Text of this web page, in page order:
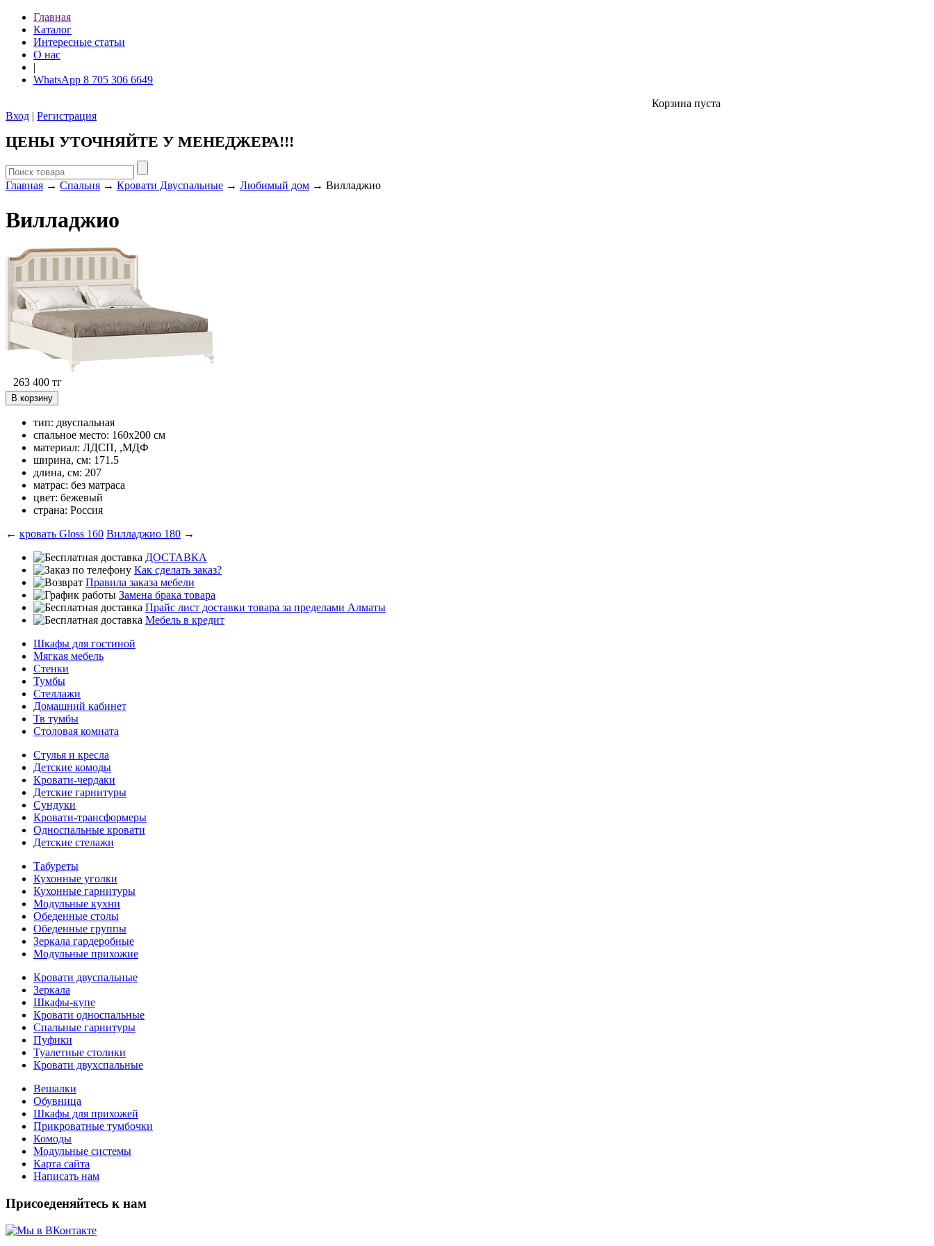
Главная
Каталог
Интересные статьи
О нас
|
WhatsApp 8 705 306 6649
Корзина пуста
Вход | Регистрация
ЦЕНЫ УТОЧНЯЙТЕ У МЕНЕДЖЕРА!!!
Главная → Спальня → Кровати Двуспальные → Любимый дом → Вилладжио
Вилладжио
263 400 тг
В корзину
тип: двуспальная
спальное место: 160x200 см
материал: ЛДСП, ,МДФ
ширина, см: 171.5
длина, см: 207
матрас: без матраса
цвет: бежевый
страна: Россия
← кровать Gloss 160 Вилладжио 180 →
ДОСТАВКА
Как сделать заказ?
Правила заказа мебели
Замена брака товара
Прайс лист доставки товара за пределами Алматы
Мебель в кредит
Шкафы для гостиной
Мягкая мебель
Стенки
Тумбы
Стеллажи
Домашний кабинет
Тв тумбы
Столовая комната
Стулья и кресла
Детские комоды
Кровати-чердаки
Детские гарнитуры
Сундуки
Кровати-трансформеры
Односпальные кровати
Детские стелажи
Табуреты
Кухонные уголки
Кухонные гарнитуры
Модульные кухни
Обеденные столы
Обеденные группы
Зеркала гардеробные
Модульные прихожие
Кровати двуспальные
Зеркала
Шкафы-купе
Кровати односпальные
Спальные гарнитуры
Пуфики
Туалетные столики
Кровати двухспальные
Вешалки
Обувница
Шкафы для прихожей
Прикроватные тумбочки
Комоды
Модульные системы
Карта сайта
Написать нам
Присоеденяйтесь к нам